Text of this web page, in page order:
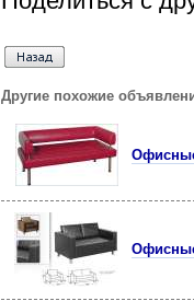
Другие похожие